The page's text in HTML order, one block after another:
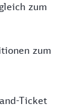
zum
zum
Ticket